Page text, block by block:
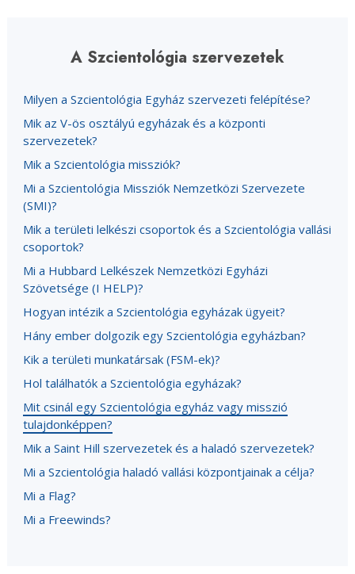
A Szcientológia szervezetek
Milyen a Szcientológia Egyház szervezeti felépítése?
Mik az V-ös osztályú egyházak és a központi
szervezetek?
Mik a Szcientológia missziók?
Mi a Szcientológia Missziók Nemzetközi Szervezete
(SMI)?
Mik a területi lelkészi csoportok és a Szcientológia vallási
csoportok?
Mi a Hubbard Lelkészek Nemzetközi Egyházi
Szövetsége (I HELP)?
Hogyan intézik a Szcientológia egyházak ügyeit?
Hány ember dolgozik egy Szcientológia egyházban?
Kik a területi munkatársak (FSM-ek)?
Hol találhatók a Szcientológia egyházak?
Mit csinál egy Szcientológia egyház vagy misszió
tulajdonképpen?
Mik a Saint Hill szervezetek és a haladó szervezetek?
Mi a Szcientológia haladó vallási központjainak a célja?
Mi a Flag?
Mi a Freewinds?